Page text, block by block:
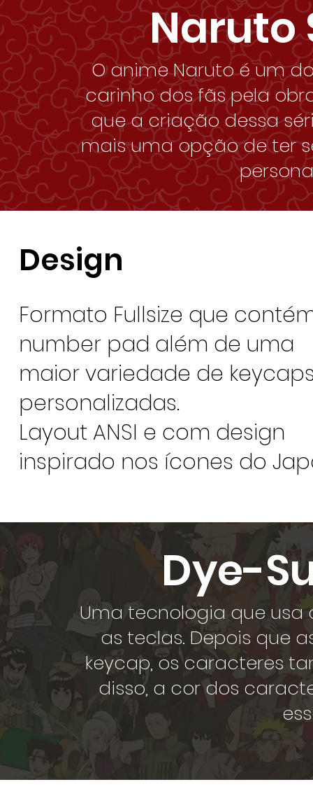
Naruto
O anime Naruto é um
carinho dos fãs pela
que a criação dessa
mais uma opção de ter
Design
Formato Fullsize que
number pad além de uma
maior variedade de
personalizadas.
Layout ANSI e com design
inspirado nos ícones do
Dye-
Uma tecnologia que
as teclas. Depois que
keycap, os caracteres
disso, a cor dos